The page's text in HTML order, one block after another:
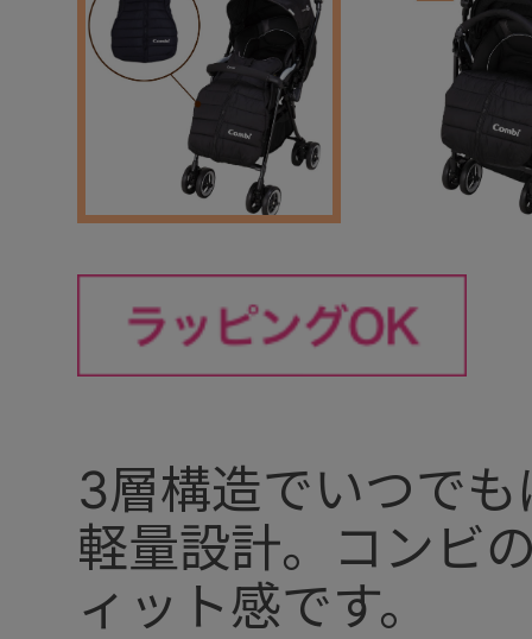
3層構造でいつで
軽量設計。コンビ
ィット感です。